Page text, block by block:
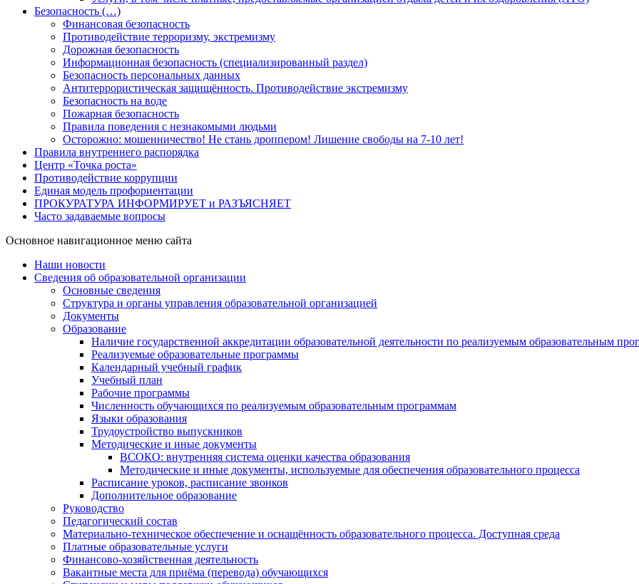
Безопасность (…)
Финансовая безопасность
Противодействие терроризму, экстремизму
Дорожная безопасность
Информационная безопасность (специализированный раздел)
Безопасность персональных данных
Антитеррористическая защищённость. Противодействие экстремизму
Безопасность на воде
Пожарная безопасность
Правила поведения с незнакомыми людьми
Осторожно: мошенничество! Не стань дроппером! Лишение свободы на 7-10 лет!
Правила внутреннего распорядка
Центр «Точка роста»
Противодействие коррупции
Единая модель профориентации
ПРОКУРАТУРА ИНФОРМИРУЕТ и РАЗЪЯСНЯЕТ
Часто задаваемые вопросы
Основное навигационное меню сайта
Наши новости
Сведения об образовательной организации
Основные сведения
Структура и органы управления образовательной организацией
Документы
Образование
Наличие государственной аккредитации образовательной деятельности по реализуемым образовательным
Реализуемые образовательные программы
Календарный учебный график
Учебный план
Рабочие программы
Численность обучающихся по реализуемым образовательным программам
Языки образования
Трудоустройство выпускников
Методические и иные документы
ВСОКО: внутренняя система оценки качества образования
Методические и иные документы, используемые для обеспечения образовательного процесса
Расписание уроков, расписание звонков
Дополнительное образование
Руководство
Педагогический состав
Материально-техническое обеспечение и оснащённость образовательного процесса. Доступная среда
Платные образовательные услуги
Финансово-хозяйственная деятельность
Вакантные места для приёма (перевода) обучающихся